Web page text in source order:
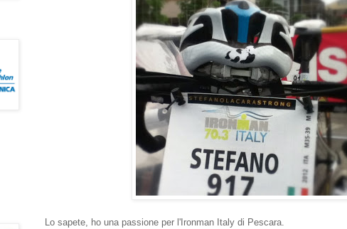
Lo sapete, ho una passione per l'Ironman Italy di Pescara.